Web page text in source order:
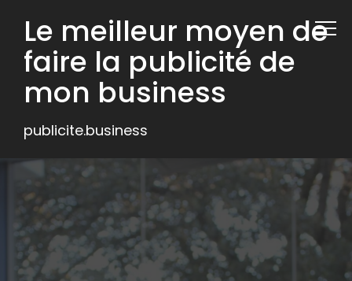
Le meilleur moyen de
faire la publicité de
mon business
publicite.business